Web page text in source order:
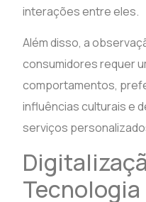
interações entre eles.
Além disso, a
consumidores requer
comportamentos,
influências culturais e
serviços
Tecnologia